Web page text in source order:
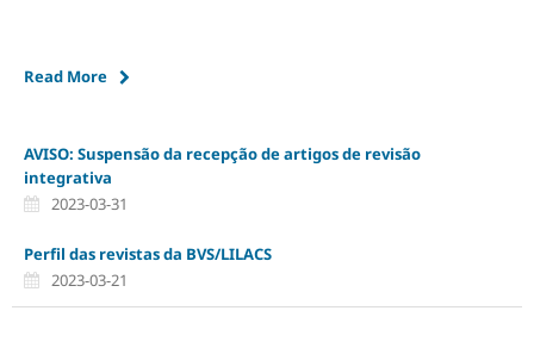
Read More
AVISO: Suspensão da recepção de artigos de revisão
integrativa
2023-03-31
Perfil das revistas da BVS/LILACS
2023-03-21